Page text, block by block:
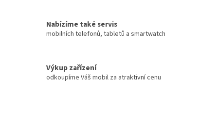
Nabízíme také servis
mobilních telefonů, tabletů a smartwatch
Výkup zařízení
odkoupíme Váš mobil za atraktivní cenu